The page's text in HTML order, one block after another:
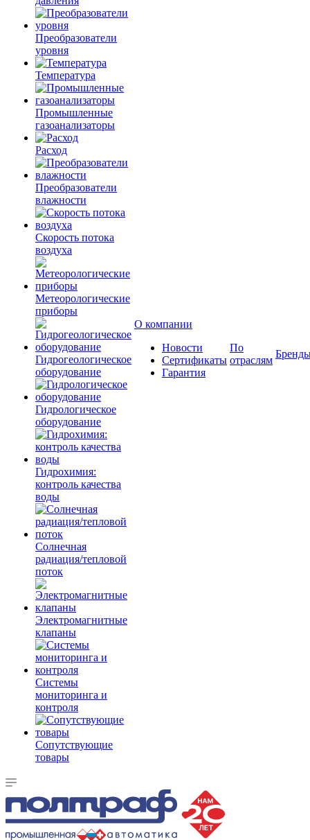
Преобразователи
уровня
Температура
Промышленные
газоанализаторы
Расход
Преобразователи
влажности
Скорость потока
воздуха
Метеорологические
приборы
Гидрогеологическое
оборудование
Гидрологическое
оборудование
Гидрохимия:
контроль качества
воды
Солнечная
радиация/тепловой
поток
Электромагнитные
клапаны
Системы
мониторинга и
контроля
Сопутствующие
товары
О компании
Новости
Сертификаты
Гарантия
По
отраслям